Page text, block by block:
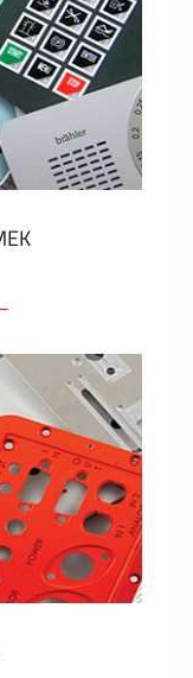
billentyűzet